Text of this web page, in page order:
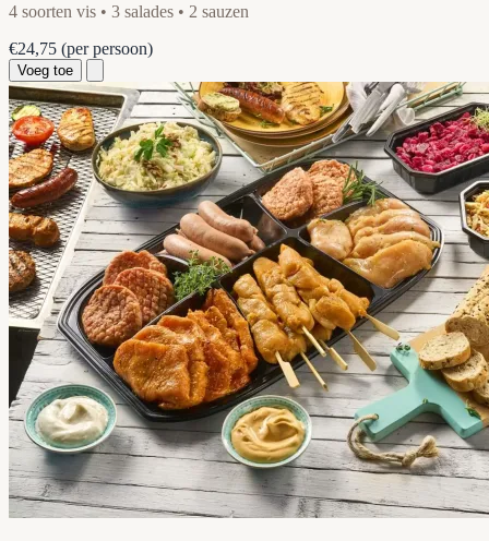
4 soorten vis • 3 salades • 2 sauzen
€24,75 (per persoon)
Voeg toe